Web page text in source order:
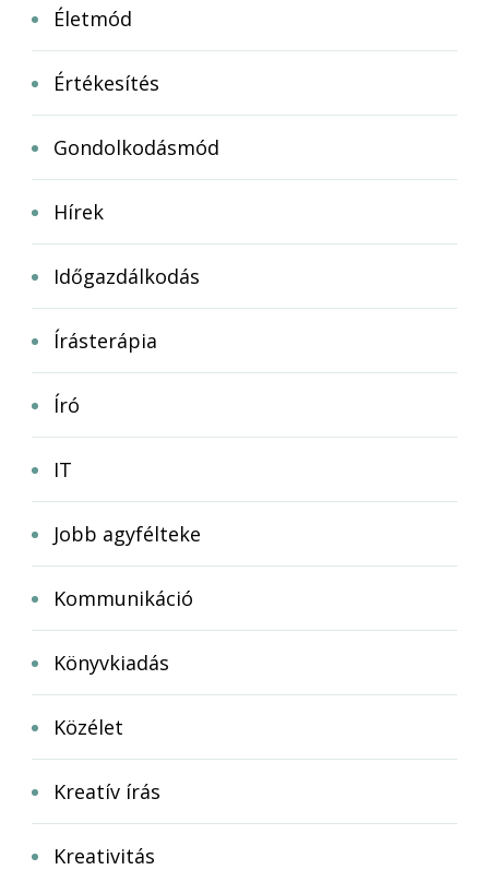
Életmód
Értékesítés
Gondolkodásmód
Hírek
Időgazdálkodás
Írásterápia
Író
IT
Jobb agyfélteke
Kommunikáció
Könyvkiadás
Közélet
Kreatív írás
Kreativitás